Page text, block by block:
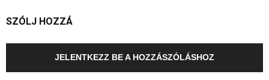
SZÓLJ HOZZÁ
JELENTKEZZ BE A HOZZÁSZÓLÁSHOZ